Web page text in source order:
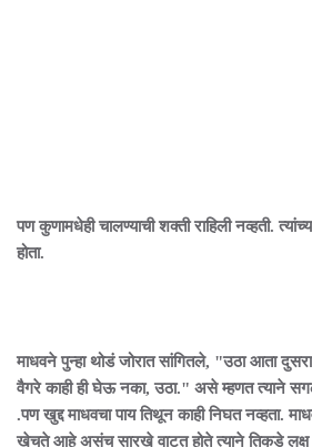
पण कुणामधेही चालण्याची शक्ती राहिली नव्हती.
होता.
माधवने पुन्हा थोडं जोरात सांगितले, "उठा आता दुसरा
वैगरे काही ही घेऊ नका, उठा." असे म्हणत त्याने
.पण खुद्द माधवचा पाय तिथून काही निघत नव्हता.
खेचते आहे असंच सारखे वाटत होते त्याने तिकडे लक्ष